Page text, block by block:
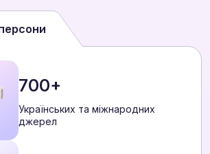
700+
Українських та міжнародних
джерел